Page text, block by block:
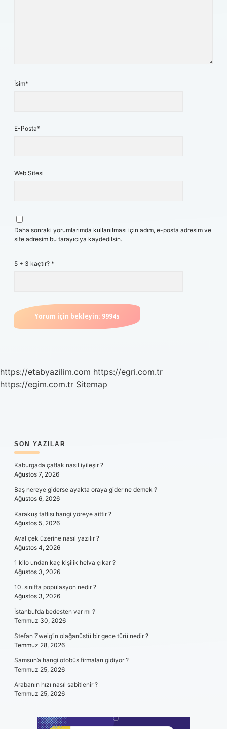
İsim*
E-Posta*
Web Sitesi
Daha sonraki yorumlarımda kullanılması için adım, e-posta adresim ve
site adresim bu tarayıcıya kaydedilsin.
5 + 3 kaçtır? *
https://etabyazilim.com https://egri.com.tr
https://egim.com.tr Sitemap
SIDEBAR
SON YAZILAR
Kaburgada çatlak nasıl iyileşir ?
Ağustos 7, 2026
Baş nereye giderse ayakta oraya gider ne demek ?
Ağustos 6, 2026
Karakuş tatlısı hangi yöreye aittir ?
Ağustos 5, 2026
Aval çek üzerine nasıl yazılır ?
Ağustos 4, 2026
1 kilo undan kaç kişilik helva çıkar ?
Ağustos 3, 2026
10. sınıfta popülasyon nedir ?
Ağustos 3, 2026
İstanbul’da bedesten var mı ?
Temmuz 30, 2026
Stefan Zweig’in olağanüstü bir gece türü nedir ?
Temmuz 28, 2026
Samsun’a hangi otobüs firmaları gidiyor ?
Temmuz 25, 2026
Arabanın hızı nasıl sabitlenir ?
Temmuz 25, 2026